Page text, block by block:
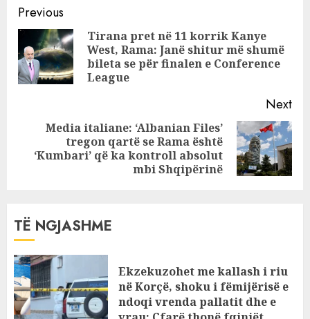
seksualisht
nxënësen e mitur:
Më kapi për
flokësh e më
puthi
Continue
Reading
Previous
Tirana pret në 11 korrik Kanye
West, Rama: Janë shitur më shumë
bileta se për finalen e Conference
League
Next
post:
Media italiane: ‘Albanian Files’
tregon qartë se Rama është
‘Kumbari’ që ka kontroll absolut
mbi Shqipërinë
TË NGJASHME
Ekzekuzohet me kallash i riu
në Korçë, shoku i fëmijërisë e
ndoqi vrenda pallatit dhe e